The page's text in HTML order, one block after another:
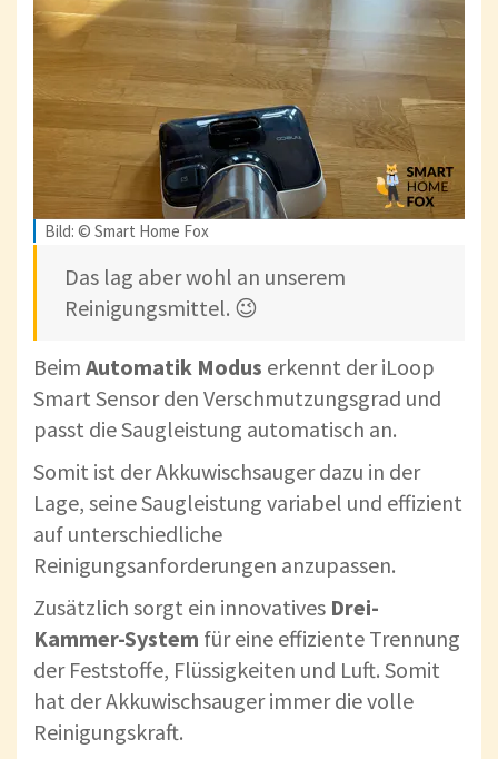
Bild: © Smart Home Fox
Das lag aber wohl an unserem
Reinigungsmittel. 😉
Beim Automatik Modus erkennt der iLoop
Smart Sensor den Verschmutzungsgrad und
passt die Saugleistung automatisch an.
Somit ist der Akkuwischsauger dazu in der
Lage, seine Saugleistung variabel und effizient
auf unterschiedliche
Reinigungsanforderungen anzupassen.
Zusätzlich sorgt ein innovatives Drei-
Kammer-System für eine effiziente Trennung
der Feststoffe, Flüssigkeiten und Luft. Somit
hat der Akkuwischsauger immer die volle
Reinigungskraft.